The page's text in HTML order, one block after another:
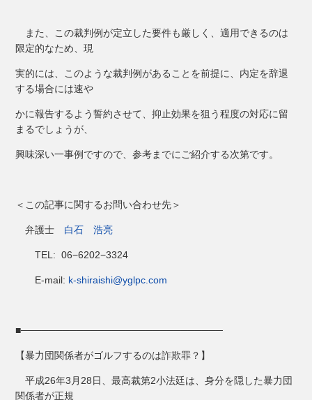
また、この裁判例が定立した要件も厳しく、適用できるのは
限定的なため、現
実的には、このような裁判例があることを前提に、内定を辞退
する場合には速や
かに報告するよう誓約させて、抑止効果を狙う程度の対応に留
まるでしょうが、
興味深い一事例ですので、参考までにご紹介する次第です。
＜この記事に関するお問い合わせ先＞
弁護士 白石 浩亮
TEL: 06−6202−3324
E-mail: k-shiraishi@yglpc.com
■─────────────────────────────
【暴力団関係者がゴルフするのは詐欺罪？】
平成26年3月28日、最高裁第2小法廷は、身分を隠した暴力団
関係者が正規